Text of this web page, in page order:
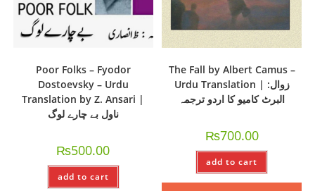
Poor Folks – Fyodor
Dostoevsky – Urdu
Translation by Z. Ansari |
ناول بے چارے لوگ
₨500.00
add to cart
The Fall by Albert Camus –
Urdu Translation | زوال:
البرٹ کامیو کا اردو ترجمہ
₨700.00
add to cart